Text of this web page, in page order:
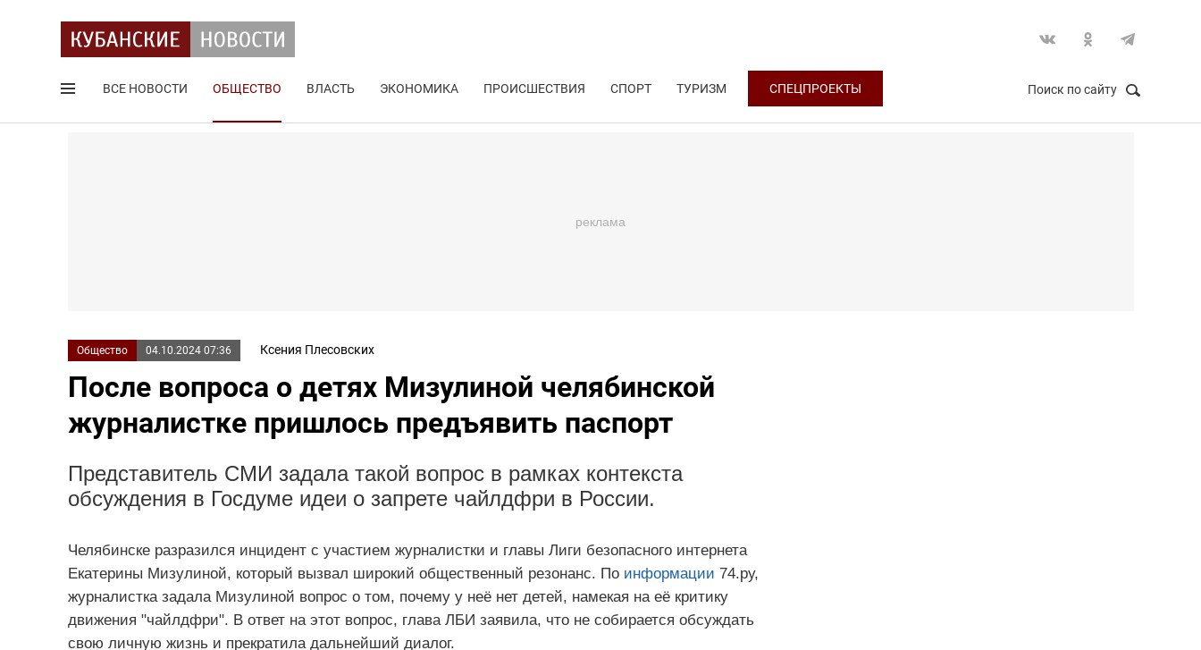
ВСЕ НОВОСТИ ОБЩЕСТВО ВЛАСТЬ ЭКОНОМИКА ПРОИСШЕСТВИЯ СПОРТ ТУРИЗМ СПЕЦПРОЕКТЫ Поиск по сайту
Общество 04.10.2024 07:36 Ксения Плесовских
После вопроса о детях Мизулиной челябинской
журналистке пришлось предъявить паспорт
Представитель СМИ задала такой вопрос в рамках контекста
обсуждения в Госдуме идеи о запрете чайлдфри в России.
Челябинске разразился инцидент с участием журналистки и главы Лиги безопасного интернета
Екатерины Мизулиной, который вызвал широкий общественный резонанс. По информации 74.ру,
журналистка задала Мизулиной вопрос о том, почему у неё нет детей, намекая на её критику
движения "чайлдфри". В ответ на этот вопрос, глава ЛБИ заявила, что не собирается обсуждать
свою личную жизнь и прекратила дальнейший диалог.